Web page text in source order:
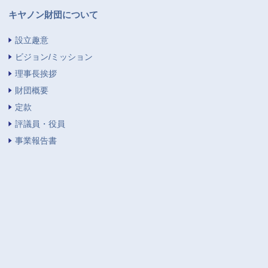
キヤノン財団について
設立趣意
ビジョン/ミッション
理事長挨拶
財団概要
定款
評議員・役員
事業報告書